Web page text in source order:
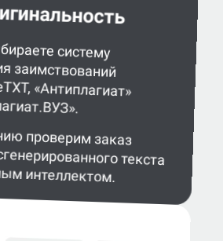
систему
заимствований
«Антиплагиат»
проверим заказ
текста
интеллектом.